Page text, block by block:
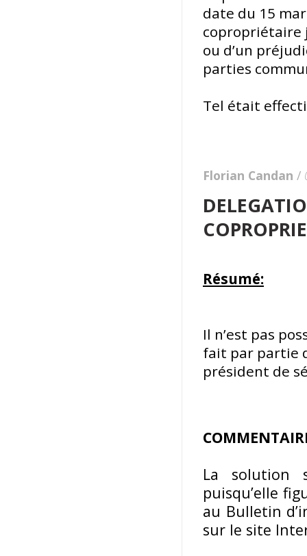
date du 15
copropriétaire
ou d’un
parties
Tel était
Florian Candan /
Résumé:
Il n’est pas
fait par partie
président de
La solution
puisqu’elle
au Bulletin
sur le site